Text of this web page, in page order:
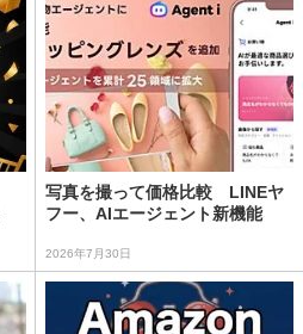
写真を撮って価格比較 LINEヤ
フー、AIエージェント新機能
2026年7月30日